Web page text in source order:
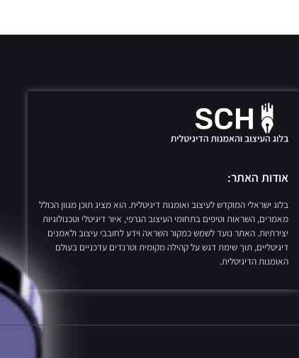
אודות האתר:
בלוג ישראלי המוקדש לעיצוב ואומנות דיגיטלית. הוא מציג תוכן מגוון הכולל
מאמרים, השראות וטיפים בתחומי העיצוב הגרפי, איור דיגיטלי וטכנולוגיות
יצירתיות. האתר נועד לשמש כמקור השראה וידע לחובבי עיצוב ולאמנים
דיגיטליים, תוך שימת דגש על קהילה מקומית וטרנדים עדכניים בעולם
האומנות הדיגיטלית.